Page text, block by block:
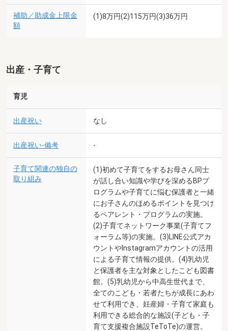
補助／助成金上限金
額
(1)8万円(2)115万円(3)36万円
出産・子育て
育児
出産祝い なし
出産祝い-備考 -
子育て関連の独自の
取り組み
(1)初めて子育てをするお母さん同士
が話し合い知識や学びを深めるBPプ
ログラムや子育てに悩む保護者と一緒
にお子さんのほめるポイントを見つけ
るペアレント・プログラムの実施。
(2)子育てネットワーク事業(子育てフ
ォーラム等)の実施。(3)LINE公式アカ
ウントやInstagramアカウントの活用
による子育て情報の提供。(4)乳幼児
と保護者を主な対象としたこども図書
館。(5)乳幼児から中高生世代まで、
全てのこども・若者たちが成長にあわ
せて利用でき、妊産婦・子育て家庭も
利用できる総合的な施設(子ども・子
育て支援複合施設TeToTe)の運営。